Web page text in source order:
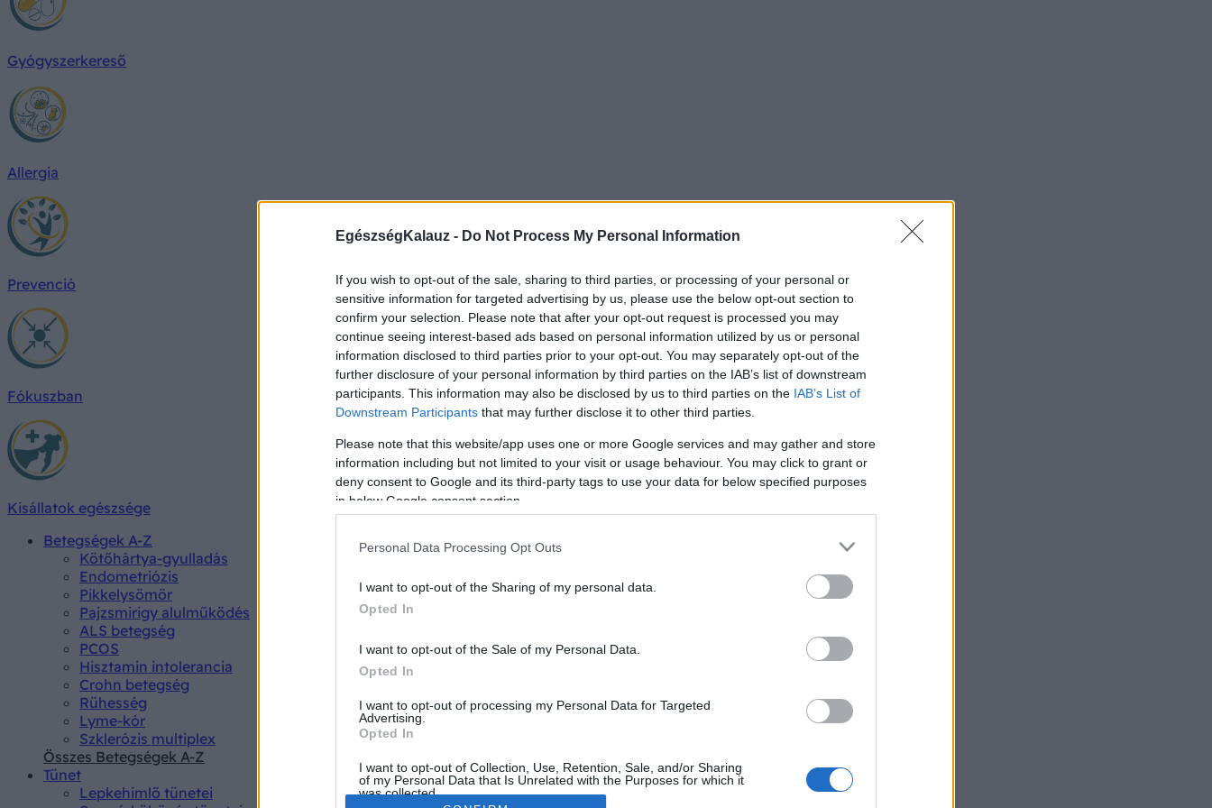
EgészségKalauz - Do Not Process My Personal Information
If you wish to opt-out of the sale, sharing to third parties, or processing of your personal or
sensitive information for targeted advertising by us, please use the below opt-out section to
confirm your selection. Please note that after your opt-out request is processed you may
continue seeing interest-based ads based on personal information utilized by us or personal
information disclosed to third parties prior to your opt-out. You may separately opt-out of the
further disclosure of your personal information by third parties on the IAB’s list of downstream
participants. This information may also be disclosed by us to third parties on the IAB’s List of
Downstream Participants that may further disclose it to other third parties.
Please note that this website/app uses one or more Google services and may gather and store
information including but not limited to your visit or usage behaviour. You may click to grant or
deny consent to Google and its third-party tags to use your data for below specified purposes
in below Google consent section.
Personal Data Processing Opt Outs
I want to opt-out of the Sharing of my personal data.
Opted In
I want to opt-out of the Sale of my Personal Data.
Opted In
I want to opt-out of processing my Personal Data for Targeted
Advertising.
Opted In
I want to opt-out of Collection, Use, Retention, Sale, and/or Sharing
of my Personal Data that Is Unrelated with the Purposes for which it
was collected.
Gyógyszerkereső
Allergia
Prevenció
Fókuszban
Kisállatok egészsége
Betegségek A-Z
Kötőhártya-gyulladás
Endometriózis
Pikkelysömör
Pajzsmirigy alulműködés
ALS betegség
PCOS
Hisztamin intolerancia
Crohn betegség
Rühesség
Lyme-kór
Szklerózis multiplex
Összes Betegségek A-Z
Tünet
Lepkehimlő tünetei